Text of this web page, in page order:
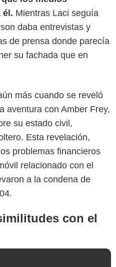
él. Mientras Laci seguía
daba entrevistas y
de prensa donde parecía
su fachada que en
más cuando se reveló
aventura con Amber Frey,
su estado civil,
Esta revelación,
problemas financieros
relacionado con el
a la condena de
con el